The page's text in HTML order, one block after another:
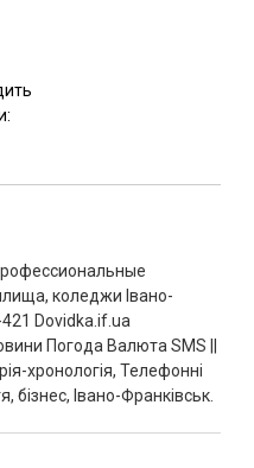
коледжи Івано-
Dovidka.if.ua
Погода Валюта SMS ||
хронологія, Телефонні
Івано-Франківськ.